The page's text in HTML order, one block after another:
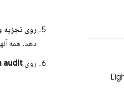
روی تجزیه
دهد. همه
روی audit